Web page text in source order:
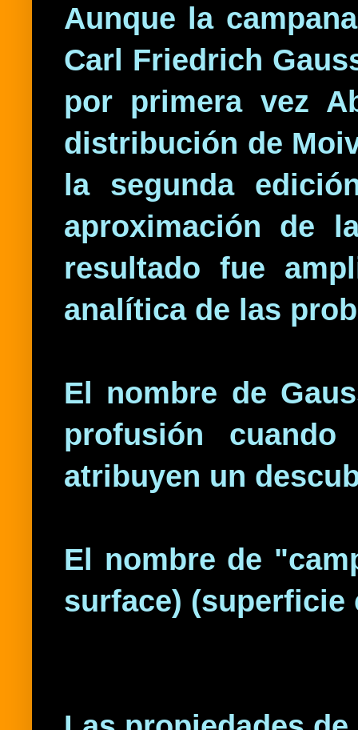
Aunque la
Carl Friedrich
por primera vez
distribución de
la segunda
aproximación de
resultado fue
analítica de las
El nombre de
profusión
atribuyen un
El nombre de
surface) (superficie